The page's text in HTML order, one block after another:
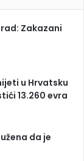
Zakazani
u Hrvatsku
13.260 evra
da je